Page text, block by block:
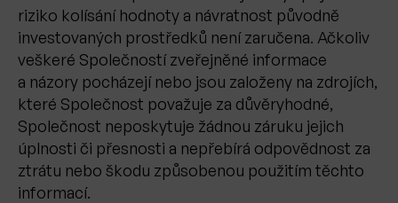
riziko kolísání hodnoty a návratnost původně
investovaných prostředků není zaručena. Ačkoliv
veškeré Společností zveřejněné informace
a názory pocházejí nebo jsou založeny na zdrojích,
které Společnost považuje za důvěryhodné,
Společnost neposkytuje žádnou záruku jejich
úplnosti či přesnosti a nepřebírá odpovědnost za
ztrátu nebo škodu způsobenou použitím těchto
informací.